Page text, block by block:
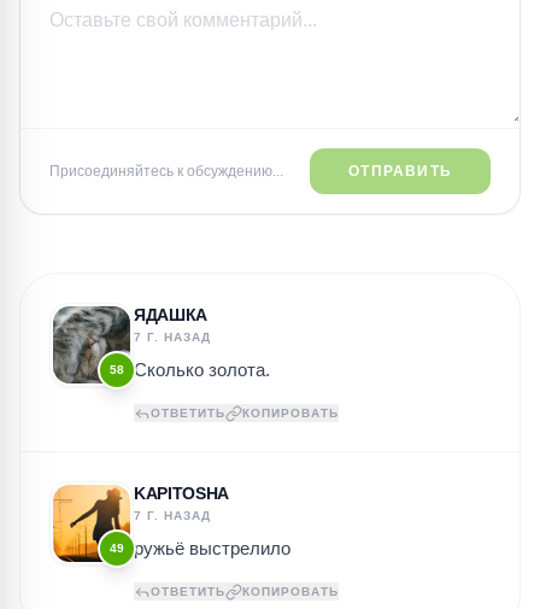
Присоединяйтесь к обсуждению... ОТПРАВИТЬ
58
ЯДАШКА
7 Г. НАЗАД
Сколько золота.
ОТВЕТИТЬ КОПИРОВАТЬ
49
KAPITOSHA
7 Г. НАЗАД
ружьё выстрелило
ОТВЕТИТЬ КОПИРОВАТЬ